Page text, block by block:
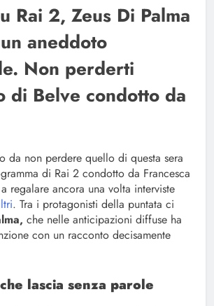
Rai 2, Zeus Di Palma
aneddoto
Non perderti
di Belve condotto da
da non perdere quello di questa sera
di Rai 2 condotto da Francesca
regalare ancora una volta interviste
. Tra i protagonisti della puntata ci
che nelle anticipazioni diffuse ha
con un racconto decisamente
lascia senza parole